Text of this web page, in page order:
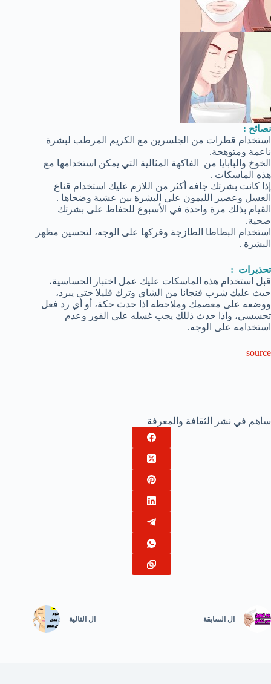
نصائح :
استخدام قطرات من الجلسرين مع الكريم المرطب لبشرة
ناعمة ومتوهجة.
الخوخ والبابايا من الفاكهة المثالية التي يمكن استخدامها مع
هذه الماسكات .
إذا كانت بشرتك جافه أكثر من اللازم عليك استخدام قناع
العسل وعصير الليمون على البشرة بين عشية وضحاها .
القيام بذلك مرة واحدة في الأسبوع للحفاظ على بشرتك
صحية.
استخدام البطاطا الطازجة وفركها على الوجه، لتحسين مظهر
البشرة .
تحذيرات :
قبل استخدام هذه الماسكات عليك عمل اختبار الحساسية،
حيث عليك شرب فنجانا من الشاي وترك قليلا حتى يبرد،
ووضعه على معصمك وملاحظه اذا حدث حكة، أو أي رد فعل
تحسسي، واذا حدث ذللك يجب غسله على الفور وعدم
استخدامه على الوجه.
source
ساهم في نشر الثقافة والمعرفة
ال السابقة ال التالية